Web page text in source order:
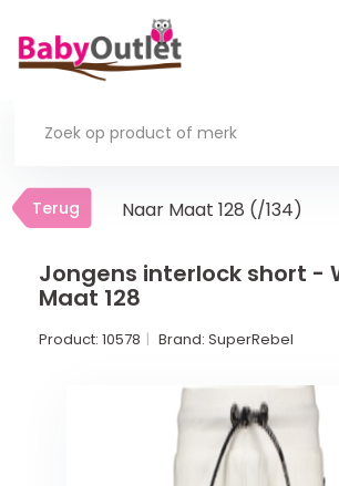
Terug
Thuis
Boxmatrassen en hoeslakens
Terug Naar Maat 128 (/134)
Jongens interlock short -
Maat 128
Product: 10578 Brand: SuperRebel